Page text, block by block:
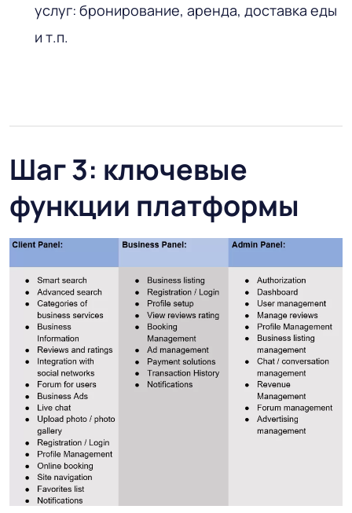
услуг: бронирование, аренда, доставка еды
и т.п.
Шаг 3: ключевые
функции платформы